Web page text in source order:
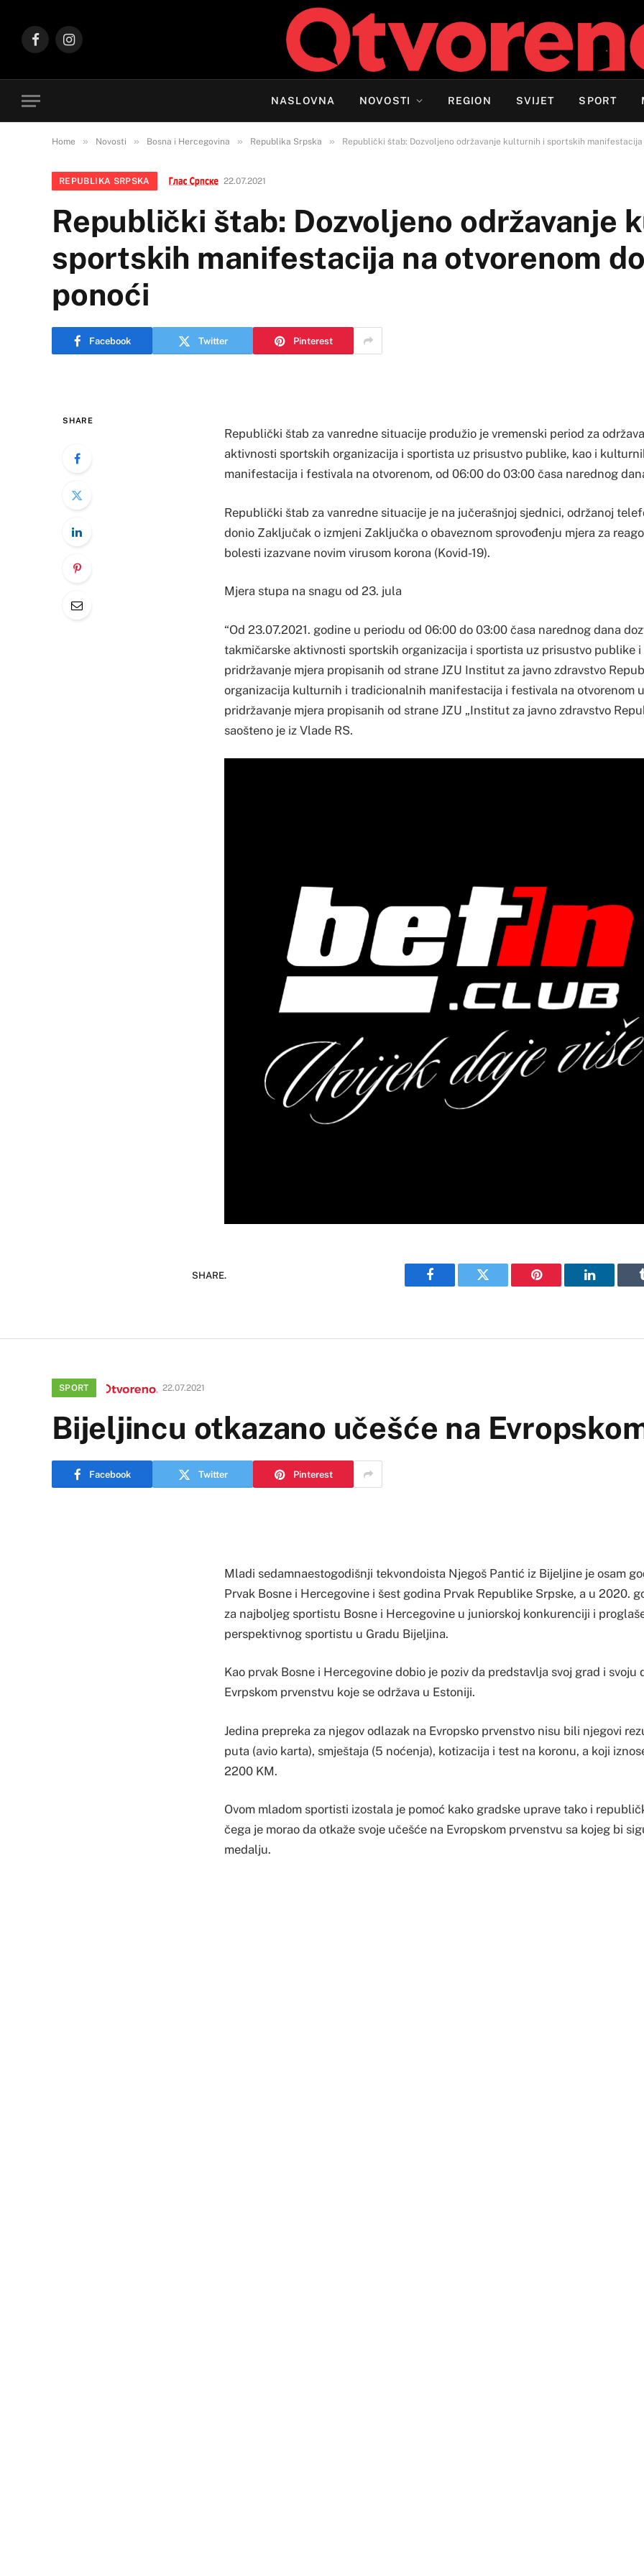
FacebookInstagram
NASLOVNA NOVOSTI REGION SVIJET SPORT
Home » Novosti » Bosna i Hercegovina » Republika Srpska » Republički štab: Dozvoljeno održavanje kulturnih i sportskih
REPUBLIKA SRPSKA 22.07.2021
Republički štab: Dozvoljeno održavanje
sportskih manifestacija na otvorenom
ponoći
Facebook Twitter Pinterest
SHARE
Republički štab za vanredne situacije produžio je vremenski period za
aktivnosti sportskih organizacija i sportista uz prisustvo publike, kao i
manifestacija i festivala na otvorenom, od 06:00 do 03:00 časa narednog
Republički štab za vanredne situacije je na jučerašnjoj sjednici, održanoj
donio Zaključak o izmjeni Zaključka o obaveznom sprovođenju mjera za
bolesti izazvane novim virusom korona (Kovid-19).
Mjera stupa na snagu od 23. jula
“Od 23.07.2021. godine u periodu od 06:00 do 03:00 časa narednog dana
takmičarske aktivnosti sportskih organizacija i sportista uz prisustvo publike i
pridržavanje mjera propisanih od strane JZU Institut za javno zdravstvo
organizacija kulturnih i tradicionalnih manifestacija i festivala na otvorenom
pridržavanje mjera propisanih od strane JZU „Institut za javno zdravstvo
saošteno je iz Vlade RS.
SHARE.
Facebook Twitter Pinterest LinkedIn
SPORT 22.07.2021
Bijeljincu otkazano učešće na
Facebook Twitter Pinterest
Mladi sedamnaestogodišnji tekvondoista Njegoš Pantić iz Bijeljine je osam
Prvak Bosne i Hercegovine i šest godina Prvak Republike Srpske, a u 2020.
za najboljeg sportistu Bosne i Hercegovine u juniorskoj konkurenciji i
perspektivnog sportistu u Gradu Bijeljina.
Kao prvak Bosne i Hercegovine dobio je poziv da predstavlja svoj grad i svoju
Evrpskom prvenstvu koje se održava u Estoniji.
Jedina prepreka za njegov odlazak na Evropsko prvenstvo nisu bili njegovi
puta (avio karta), smještaja (5 noćenja), kotizacija i test na koronu, a koji
2200 KM.
Ovom mladom sportisti izostala je pomoć kako gradske uprave tako i
čega je morao da otkaže svoje učešće na Evropskom prvenstvu sa kojeg bi
medalju.